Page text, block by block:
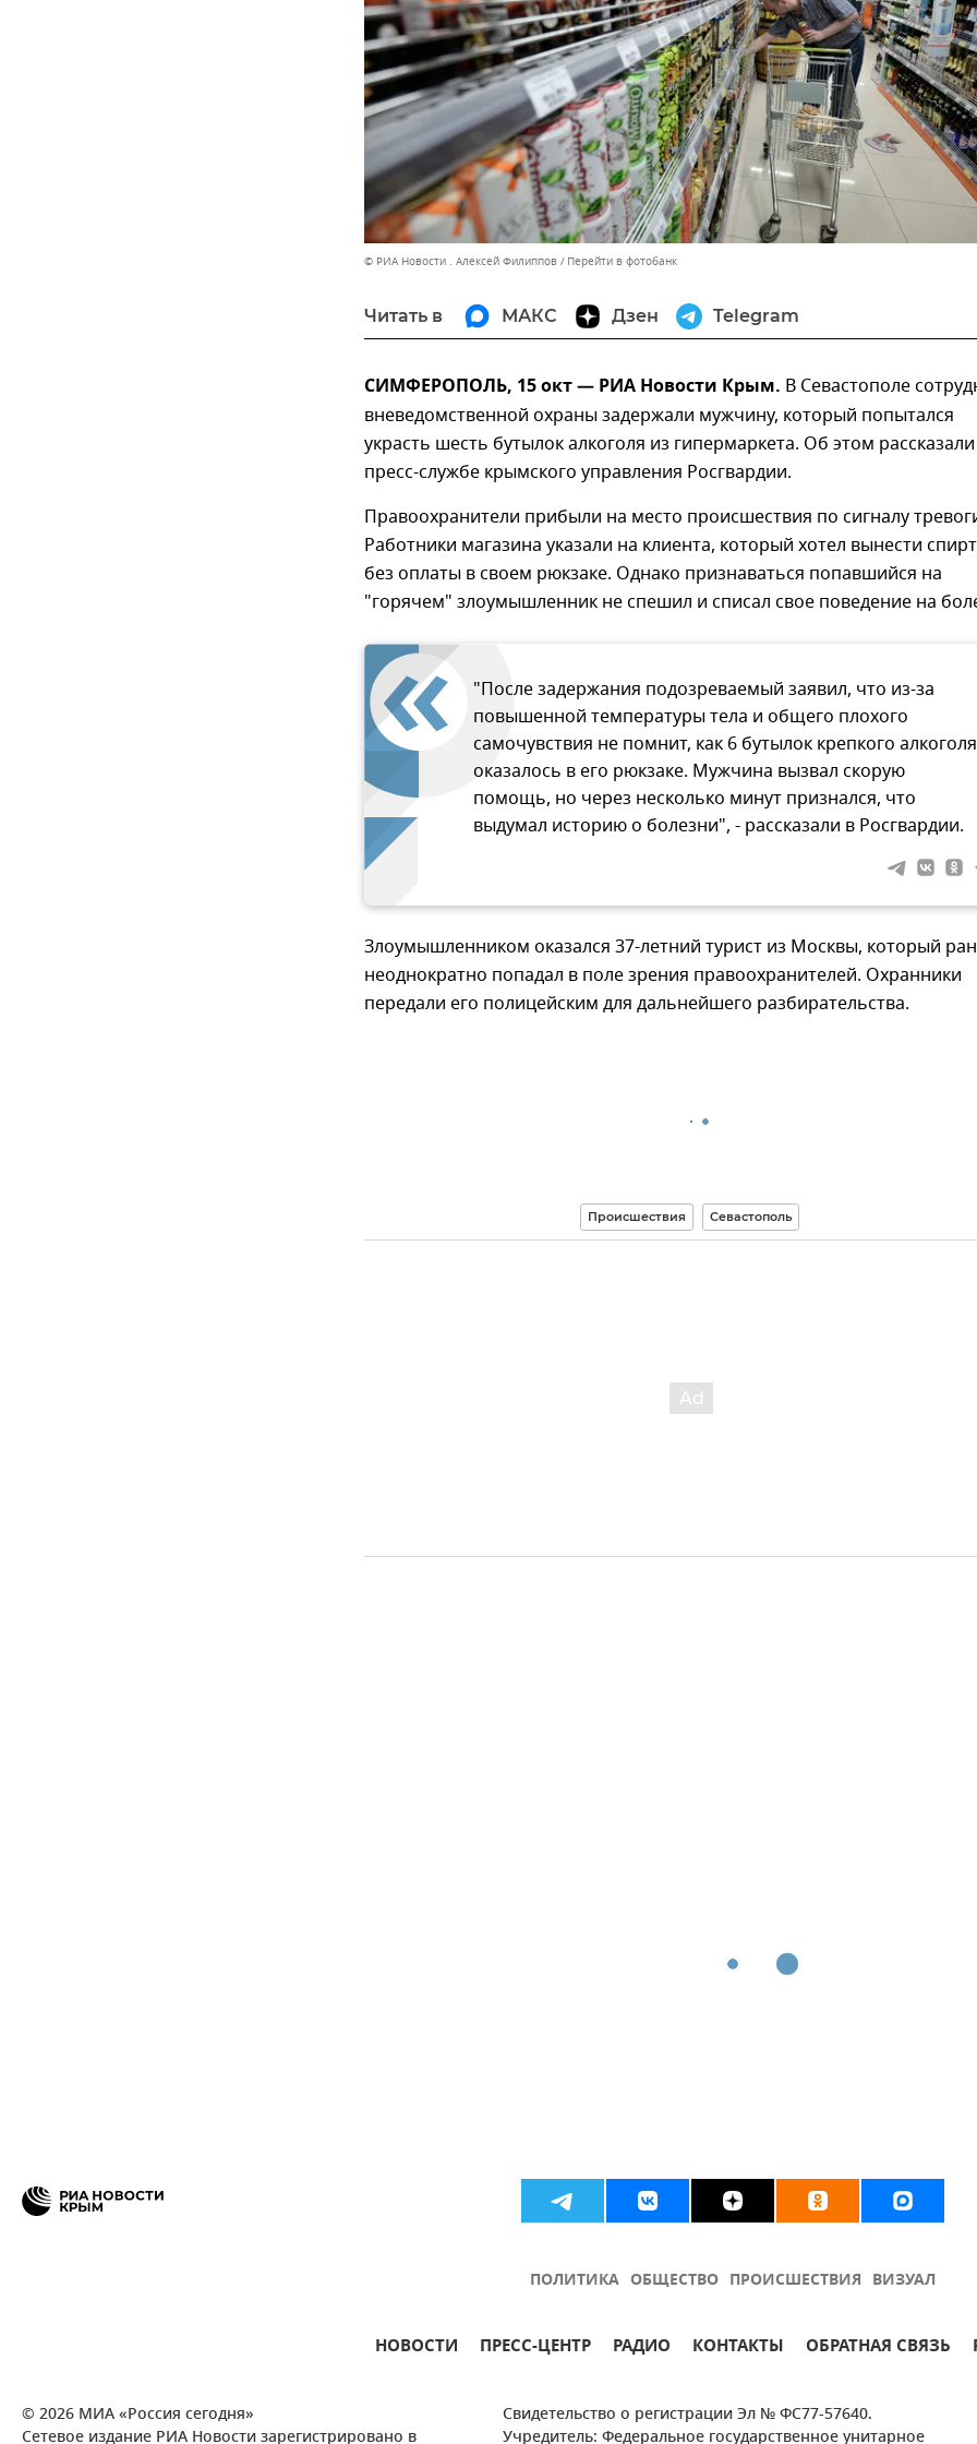
© РИА Новости . Алексей Филиппов Перейти в фотобанк
Читать в МАКС Дзен Telegram
СИМФЕРОПОЛЬ, 15 окт — РИА Новости Крым. В Севастополе
вневедомственной охраны задержали мужчину, который попытался
украсть шесть бутылок алкоголя из гипермаркета. Об этом
пресс-службе крымского управления Росгвардии.
Правоохранители прибыли на место происшествия по сигналу
Работники магазина указали на клиента, который хотел вынести
без оплаты в своем рюкзаке. Однако признаваться попавшийся на
"горячем" злоумышленник не спешил и списал свое поведение на
"После задержания подозреваемый заявил, что из-за
повышенной температуры тела и общего плохого
самочувствия не помнит, как 6 бутылок крепкого алкоголя
оказалось в его рюкзаке. Мужчина вызвал скорую
помощь, но через несколько минут признался, что
выдумал историю о болезни", - рассказали в Росгвардии.
Злоумышленником оказался 37-летний турист из Москвы, который
неоднократно попадал в поле зрения правоохранителей. Охранники
передали его полицейским для дальнейшего разбирательства.
Происшествия Севастополь
ПОЛИТИКА ОБЩЕСТВО ПРОИСШЕСТВИЯ ВИЗУАЛ
НОВОСТИ ПРЕСС-ЦЕНТР РАДИО КОНТАКТЫ ОБРАТНАЯ СВЯЗЬ
© 2026 МИА «Россия сегодня»
Сетевое издание РИА Новости зарегистрировано в
Свидетельство о регистрации Эл № ФС77-57640.
Учредитель: Федеральное государственное унитарное